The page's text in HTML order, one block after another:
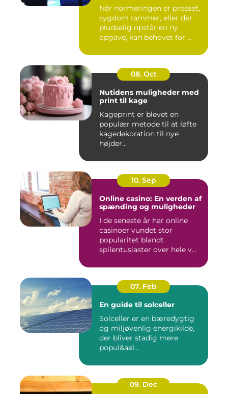
Når normeringen er presset,
sygdom rammer, eller der
pludselig opstår en ny
opgave, kan behovet for ...
08. Oct
Nutidens muligheder med
print til kage
Kageprint er blevet en
populær metode til at løfte
kagedekoration til nye
højder...
10. Sep
Online casino: En verden af
spænding og muligheder
I de seneste år har online
casinoer vundet stor
popularitet blandt
spilentusiaster over hele v...
07. Feb
En guide til solceller
Solceller er en bæredygtig
og miljøvenlig energikilde,
der bliver stadig mere
popul&ael...
09. Dec